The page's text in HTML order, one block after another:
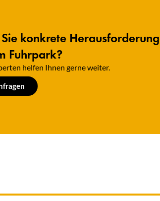
konkrete
Fuhrpark?
helfen Ihnen gerne weiter.​